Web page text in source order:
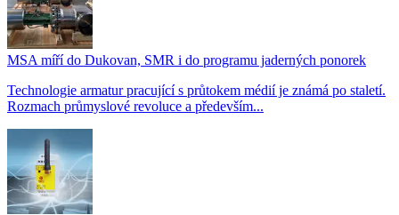
MSA míří do Dukovan, SMR i do programu jaderných ponorek
Technologie armatur pracující s průtokem médií je známá po staletí.
Rozmach průmyslové revoluce a především...